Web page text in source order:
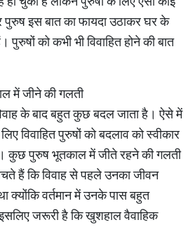
पुरुष इस बात का फायदा उठाकर घर के
को कभी भी विवाहित होने की बात
में जीने की गलती
के बाद बहुत कुछ बदल जाता है। ऐसे में
विवाहित पुरुषों को बदलाव को स्वीकार
कुछ पुरुष भूतकाल में जीते रहने की गलती
हैं कि विवाह से पहले उनका जीवन
वर्तमान में उनके पास बहुत
इसलिए जरूरी है कि खुशहाल वैवाहिक